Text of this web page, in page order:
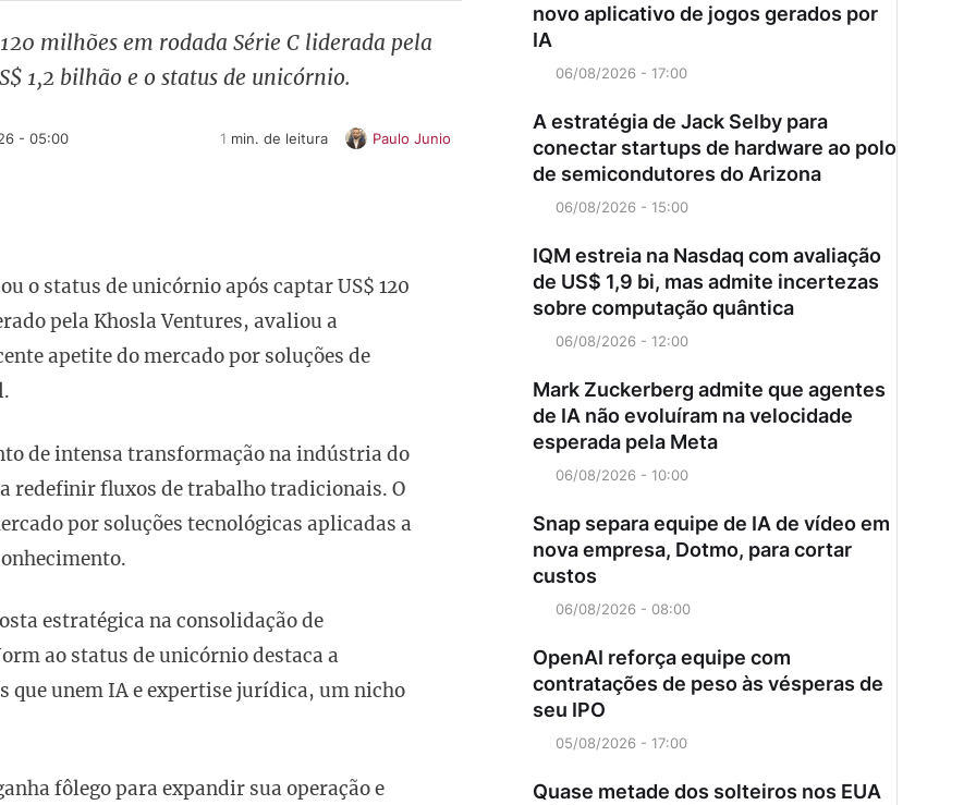
milhões em rodada Série C liderada pela
1,2 bilhão e o status de unicórnio.
- 05:00 1 min. de leitura Paulo Junio
o status de unicórnio após captar US$ 120
pela Khosla Ventures, avaliou a
apetite do mercado por soluções de
de intensa transformação na indústria do
redefinir fluxos de trabalho tradicionais. O
por soluções tecnológicas aplicadas a
estratégica na consolidação de
ao status de unicórnio destaca a
que unem IA e expertise jurídica, um nicho
fôlego para expandir sua operação e
novo aplicativo de jogos gerados por
IA
06/08/2026 - 17:00
A estratégia de Jack Selby para
conectar startups de hardware ao polo
de semicondutores do Arizona
06/08/2026 - 15:00
IQM estreia na Nasdaq com avaliação
de US$ 1,9 bi, mas admite incertezas
sobre computação quântica
06/08/2026 - 12:00
Mark Zuckerberg admite que agentes
de IA não evoluíram na velocidade
esperada pela Meta
06/08/2026 - 10:00
Snap separa equipe de IA de vídeo em
nova empresa, Dotmo, para cortar
custos
06/08/2026 - 08:00
OpenAI reforça equipe com
contratações de peso às vésperas de
seu IPO
05/08/2026 - 17:00
Quase metade dos solteiros nos EUA